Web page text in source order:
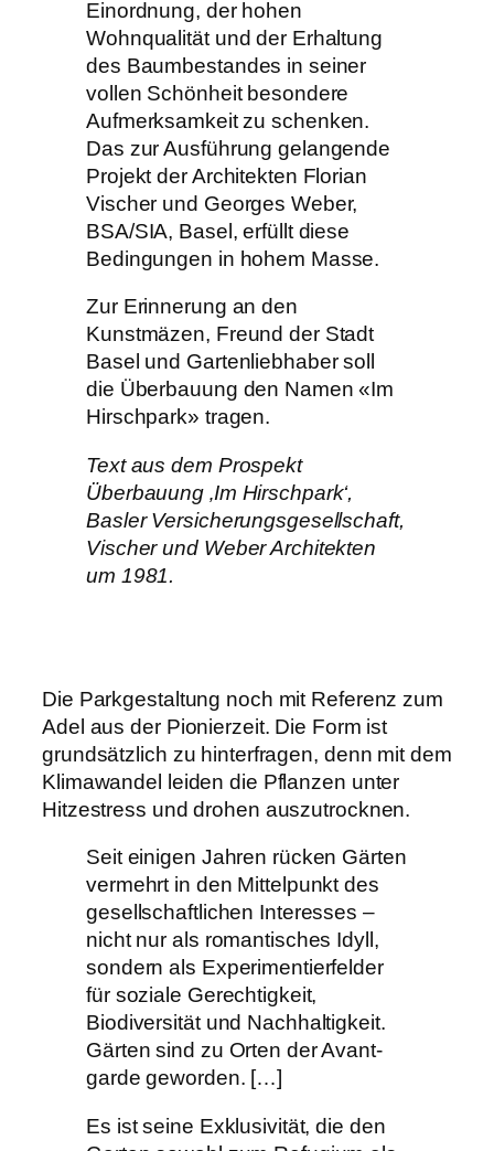
Einordnung, der hohen
Wohnqualität und der Erhaltung
des Baumbestandes in seiner
vollen Schönheit besondere
Aufmerksamkeit zu schenken.
Das zur Ausführung gelangende
Projekt der Architekten Florian
Vischer und Georges Weber,
BSA/SIA, Basel, erfüllt diese
Bedingungen in hohem Masse.
Zur Erinnerung an den
Kunstmäzen, Freund der Stadt
Basel und Gartenliebhaber soll
die Überbauung den Namen «Im
Hirschpark» tragen.
Text aus dem Prospekt
Überbauung ‚Im Hirschpark‘,
Basler Versicherungsgesellschaft,
Vischer und Weber Architekten
um 1981.
Die Parkgestaltung noch mit Referenz zum
Adel aus der Pionierzeit. Die Form ist
grundsätzlich zu hinterfragen, denn mit dem
Klimawandel leiden die Pflanzen unter
Hitzestress und drohen auszutrocknen.
Seit einigen Jahren rücken Gärten
vermehrt in den Mittelpunkt des
gesellschaftlichen Interesses –
nicht nur als romantisches Idyll,
sondern als Experi­mentierfelder
für soziale Gerechtigkeit,
Biodiversität und Nachhaltigkeit.
Gärten sind zu Orten der Avant­
garde geworden. […]
Es ist seine Exklusivität, die den